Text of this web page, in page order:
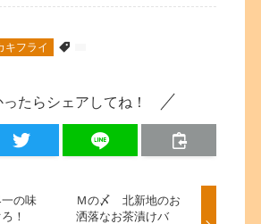
キフライ
ったらシェアしてね！
の味
ろ！
Ｍの〆 北新地のお
洒落なお茶漬けバ